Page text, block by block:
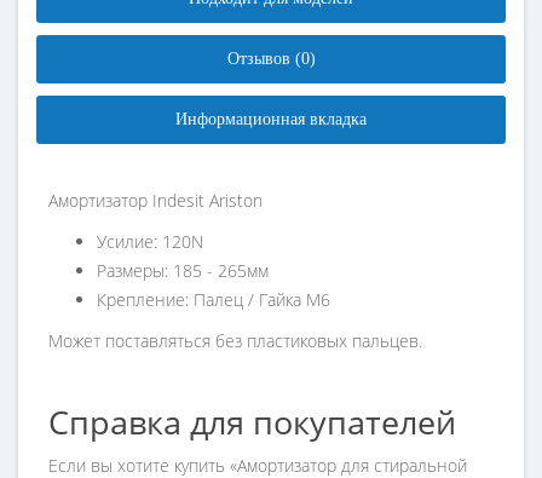
Отзывов (0)
Информационная вкладка
Амортизатор Indesit Ariston
Усилие: 120N
Размеры: 185 - 265мм
Крепление: Палец / Гайка М6
Может поставляться без пластиковых пальцев.
Справка для покупателей
Если вы хотите купить «Амортизатор для стиральной